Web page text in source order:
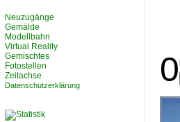
0
Neuzugänge
Gemälde
Modellbahn
Virtual Reality
Gemischtes
Fotostellen
Zeitachse
Datenschutzerklärung